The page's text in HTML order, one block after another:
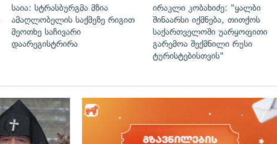
საია: სტრასბურგმა მზია
ამაღლობელის საქმეზე რიგით
მეოთხე საჩივარი
დაარეგისტრირა
ირაკლი კობახიძე: "ყალბი
შინაარსი იქმნება, თითქოს
საქართველოში უარყოფითი
გარემოა შექმნილი რუსი
ტურისტებისთვის"
გადახედვა